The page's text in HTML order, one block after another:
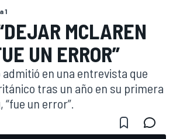
1
MCLAREN
UN ERROR”
admitió en una entrevista que
tras un año en su primera
un error”.